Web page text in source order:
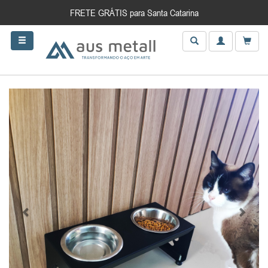
FRETE GRÁTIS para Santa Catarina
Anterior Próximo